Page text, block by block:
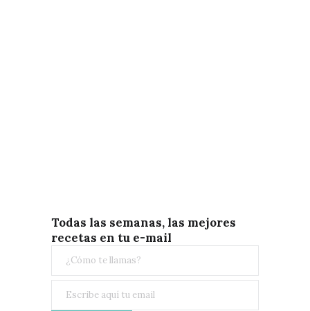
Todas las semanas, las mejores
recetas en tu e-mail